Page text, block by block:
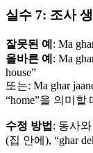
실수 7: 조사 생
잘못된 예 : Ma
올바른 예 : Ma
house”
또는: Ma ghar
“home”을 의미할
수정 방법 : 동사
(집 안에), “ghar